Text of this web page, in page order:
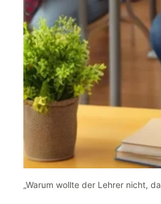
„Warum wollte der Lehrer nicht,